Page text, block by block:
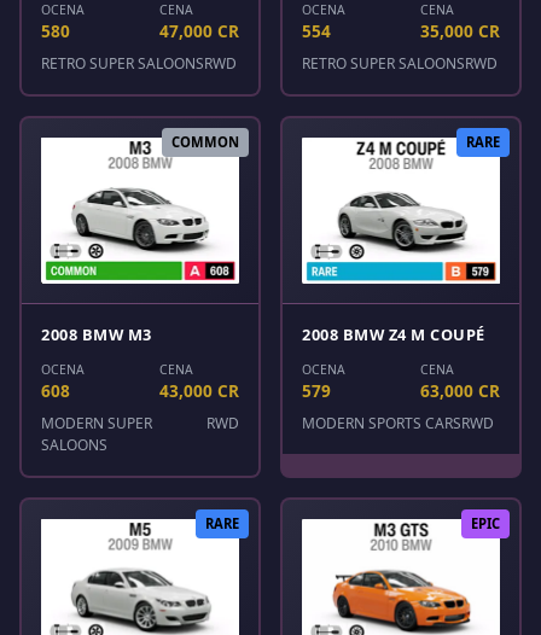
OCENA
580
CENA
47,000 CR
RETRO SUPER SALOONSRWD
OCENA
554
CENA
35,000 CR
RETRO SUPER SALOONSRWD
COMMON
2008 BMW M3
OCENA
608
CENA
43,000 CR
MODERN SUPER
SALOONS
RWD
RARE
2008 BMW Z4 M COUPÉ
OCENA
579
CENA
63,000 CR
MODERN SPORTS CARSRWD
RARE EPIC